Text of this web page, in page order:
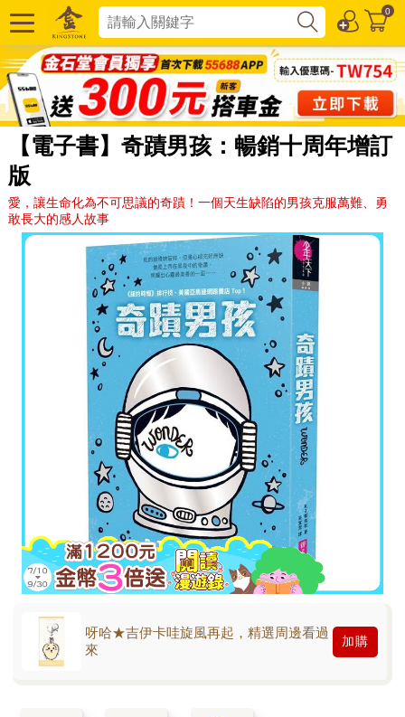
0
【電子書】奇蹟男孩：暢銷十周年增訂
版
愛，讓生命化為不可思議的奇蹟！一個天生缺陷的男孩克服萬難、勇
敢長大的感人故事
呀哈★吉伊卡哇旋風再起，精選周邊看過
來
加購